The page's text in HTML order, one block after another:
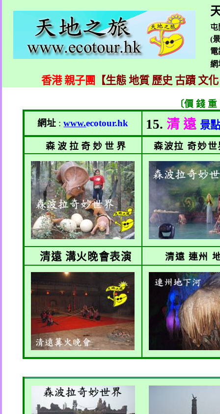
屯
(
電
香港 親子團 【生態 地質 歷史 古蹟 文
〔價 錢
網址 : www.ecotour.hk 15.清 遠 景
森 波 拉 奇 妙 世 界 森波拉 奇妙世
清遠 溝火晚會表演 清遠 連州